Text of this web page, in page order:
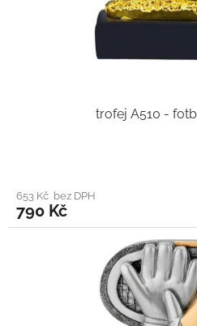
trofej A510 -
653 Kč bez DPH
790 Kč